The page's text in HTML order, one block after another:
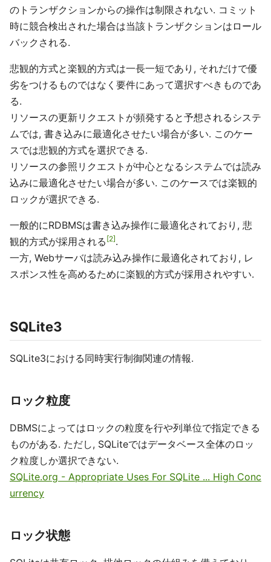
のトランザクションからの操作は制限されない. コミット
時に競合検出された場合は当該トランザクションはロール
バックされる.
悲観的方式と楽観的方式は一長一短であり, それだけで優
劣をつけるものではなく要件にあって選択すべきものであ
る.
リソースの更新リクエストが頻発すると予想されるシステ
ムでは, 書き込みに最適化させたい場合が多い. このケー
スでは悲観的方式を選択できる.
リソースの参照リクエストが中心となるシステムでは読み
込みに最適化させたい場合が多い. このケースでは楽観的
ロックが選択できる.
一般的にRDBMSは書き込み操作に最適化されており, 悲
観的方式が採用される 2 .
一方, Webサーバは読み込み操作に最適化されており, レ
スポンス性を高めるために楽観的方式が採用されやすい.
SQLite3
SQLite3における同時実行制御関連の情報.
ロック粒度
DBMSによってはロックの粒度を行や列単位で指定できる
ものがある. ただし, SQLiteではデータベース全体のロッ
ク粒度しか選択できない.
SQLite.org - Appropriate Uses For SQLite ... High Conc
urrency
ロック状態